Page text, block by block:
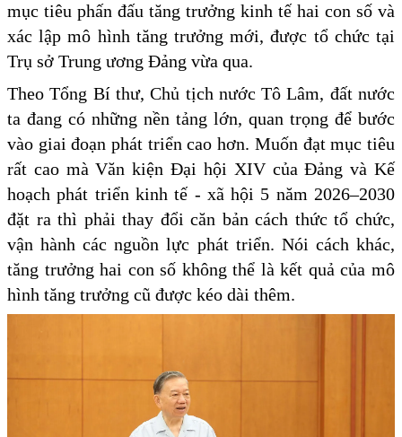
mục tiêu phấn đấu tăng trưởng kinh tế hai con số và
xác lập mô hình tăng trưởng mới, được tổ chức tại
Trụ sở Trung ương Đảng vừa qua.
Theo Tổng Bí thư, Chủ tịch nước Tô Lâm, đất nước
ta đang có những nền tảng lớn, quan trọng để bước
vào giai đoạn phát triển cao hơn. Muốn đạt mục tiêu
rất cao mà Văn kiện Đại hội XIV của Đảng và Kế
hoạch phát triển kinh tế - xã hội 5 năm 2026–2030
đặt ra thì phải thay đổi căn bản cách thức tổ chức,
vận hành các nguồn lực phát triển. Nói cách khác,
tăng trưởng hai con số không thể là kết quả của mô
hình tăng trưởng cũ được kéo dài thêm.